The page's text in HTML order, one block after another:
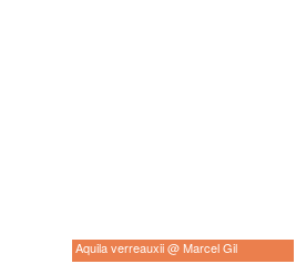
Aquila verreauxii @ Marcel Gil